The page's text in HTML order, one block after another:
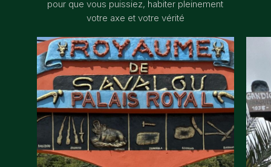
pour que vous puissiez, habiter pleinement
votre axe et votre vérité